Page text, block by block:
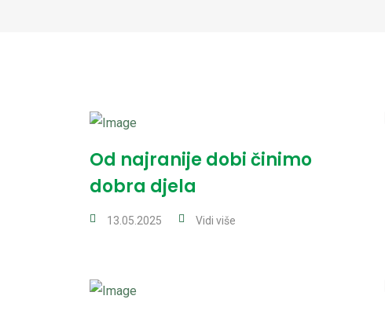
Od najranije dobi činimo
dobra djela
13.05.2025 Vidi više